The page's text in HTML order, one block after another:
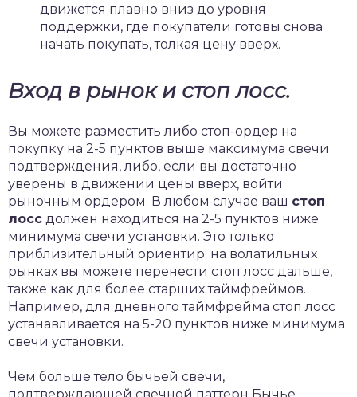
движется плавно вниз до уровня
поддержки, где покупатели готовы снова
начать покупать, толкая цену вверх.
Вход в рынок и стоп лосс.
Вы можете разместить либо стоп-ордер на
покупку на 2-5 пунктов выше максимума свечи
подтверждения, либо, если вы достаточно
уверены в движении цены вверх, войти
рыночным ордером. В любом случае ваш стоп
лосс должен находиться на 2-5 пунктов ниже
минимума свечи установки. Это только
приблизительный ориентир: на волатильных
рынках вы можете перенести стоп лосс дальше,
также как для более старших таймфреймов.
Например, для дневного таймфрейма стоп лосс
устанавливается на 5-20 пунктов ниже минимума
свечи установки.
Чем больше тело бычьей свечи,